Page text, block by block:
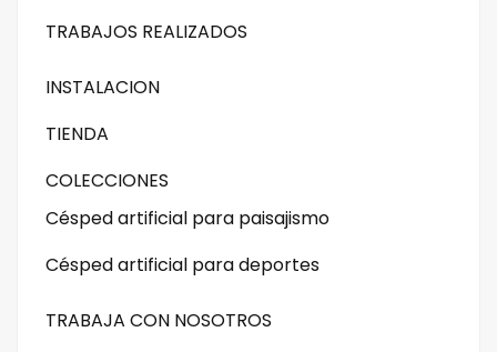
TRABAJOS REALIZADOS
INSTALACION
TIENDA
COLECCIONES
Césped artificial para paisajismo
Césped artificial para deportes
TRABAJA CON NOSOTROS